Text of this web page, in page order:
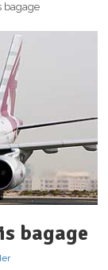
bagage
bagage